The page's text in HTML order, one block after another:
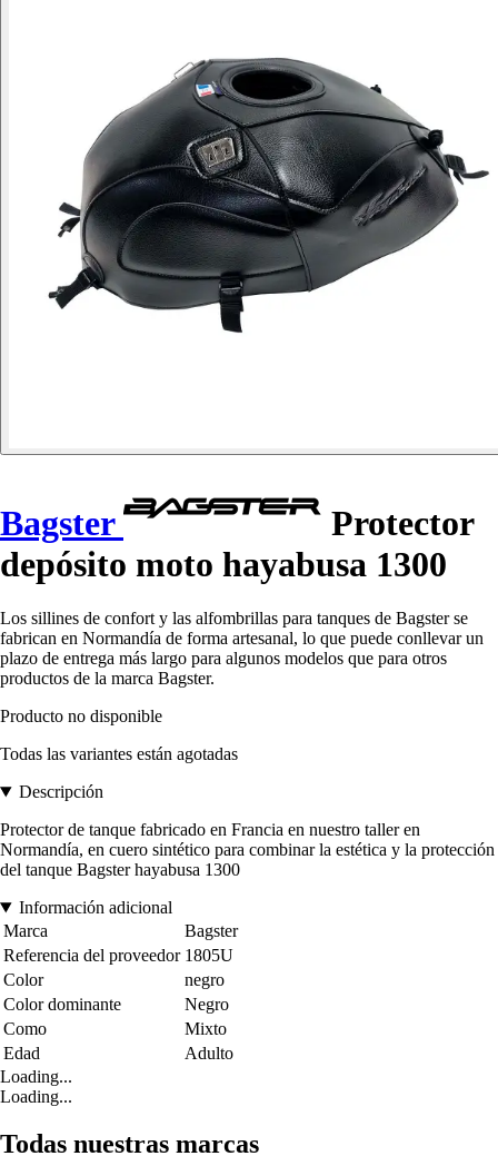
Bagster
Protector
depósito moto hayabusa 1300
Los sillines de confort y las alfombrillas para tanques de Bagster se
fabrican en Normandía de forma artesanal, lo que puede conllevar un
plazo de entrega más largo para algunos modelos que para otros
productos de la marca Bagster.
Producto no disponible
Todas las variantes están agotadas
Descripción
Protector de tanque fabricado en Francia en nuestro taller en
Normandía, en cuero sintético para combinar la estética y la protección
del tanque Bagster hayabusa 1300
Información adicional
Marca
Bagster
Referencia del proveedor 1805U
Color
negro
Color dominante
Negro
Como
Mixto
Edad
Adulto
Loading...
Loading...
Todas nuestras marcas